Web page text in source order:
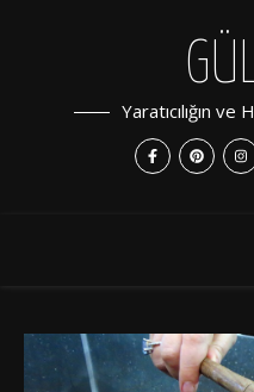
Yaratıcılığın